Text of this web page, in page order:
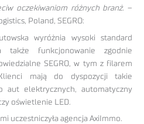
oczekiwaniom różnych branż. –
Poland, SEGRO:
wyróżnia wysoki standard
także funkcjonowanie zgodnie
SEGRO, w tym z filarem
mają do dyspozycji takie
aut elektrycznych, automatyczny
oświetlenie LED.
uczestniczyła agencja AxiImmo.